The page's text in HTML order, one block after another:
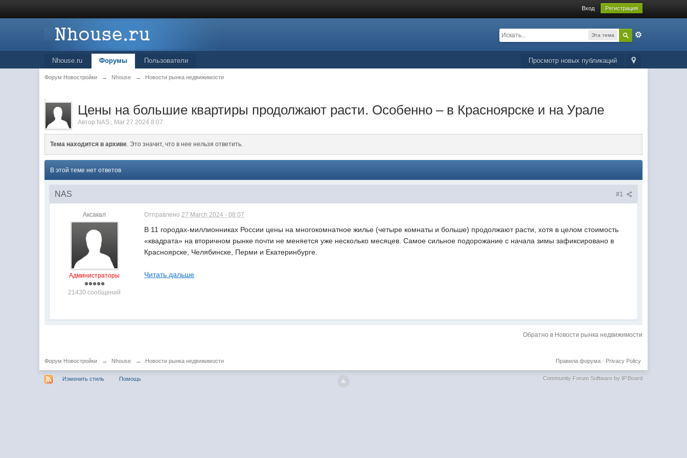
Вход Регистрация
Эта тема
Просмотр новых публикаций
Nhouse.ru Форумы Пользователи
Форум Новостройки → Nhouse → Новости рынка недвижимости
.
Цены на большие квартиры продолжают расти. Особенно – в Красноярске и на Урале
Автор NAS , Mar 27 2024 8:07
Тема находится в архиве. Это значит, что в нее нельзя ответить.
В этой теме нет ответов
#1
NAS
Аксакал
Администраторы
21430 сообщений
Отправлено27 March 2024 - 08:07
В 11 городах-миллионниках России цены на многокомнатное жилье (четыре комнаты и больше) продолжают расти, хотя в целом стоимость
«квадрата» на вторичном рынке почти не меняется уже несколько месяцев. Самое сильное подорожание с начала зимы зафиксировано в
Красноярске, Челябинске, Перми и Екатеринбурге.
Читать дальше
Обратно в Новости рынка недвижимости
Форум Новостройки → Nhouse → Новости рынка недвижимости Privacy Policy
Правила форума·
Изменить стиль Помощь Community Forum Software by IP.Board